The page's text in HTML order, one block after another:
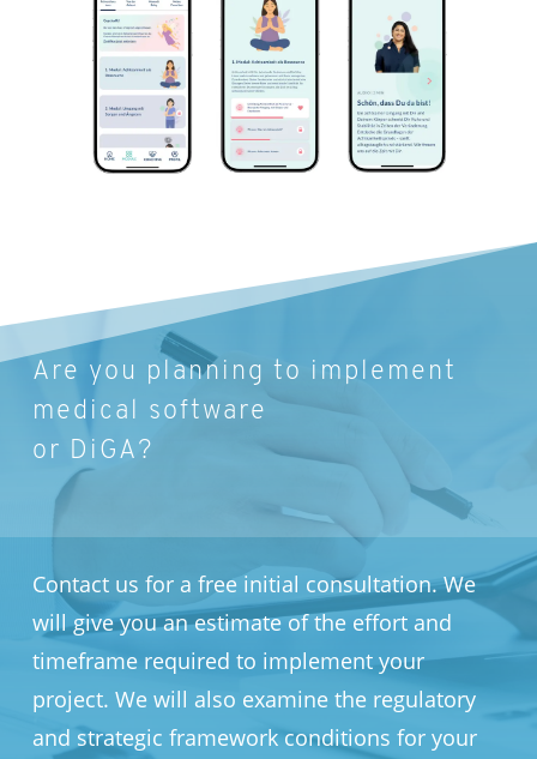
Are you planning to implement
medical software
or DiGA?
Contact us for a free initial consultation. We
will give you an estimate of the effort and
timeframe required to implement your
project. We will also examine the regulatory
and strategic framework conditions for your